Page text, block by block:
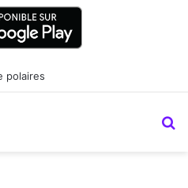
un art du lien